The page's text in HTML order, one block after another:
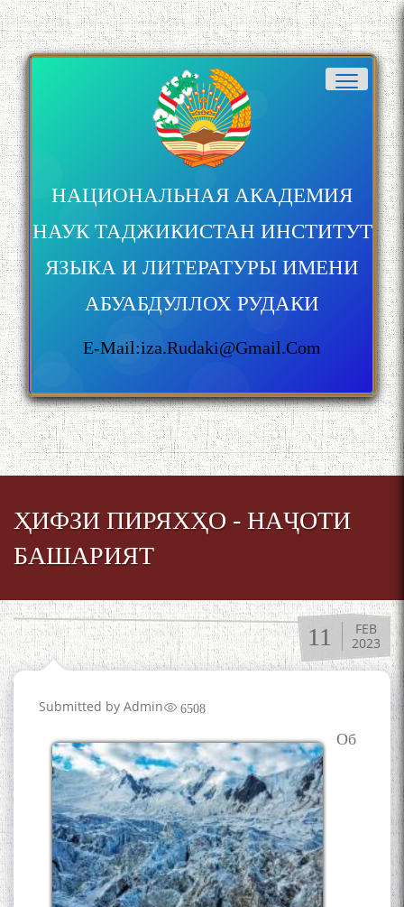
НАЦИОНАЛЬНАЯ АКАДЕМИЯ
НАУК ТАДЖИКИСТАН ИНСТИТУТ
ЯЗЫКА И ЛИТЕРАТУРЫ ИМЕНИ
АБУАБДУЛЛОХ РУДАКИ
E-Mail:iza.rudaki@gmail.com
ҲИФЗИ ПИРЯХҲО - НАҶОТИ
БАШАРИЯТ
11
FEB
2023
Submitted by Admin 6508
Об